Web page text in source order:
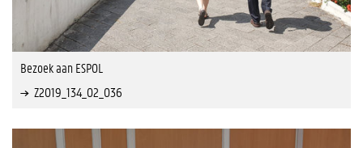
Bezoek aan ESPOL
Z2019_134_02_036